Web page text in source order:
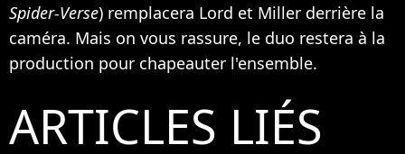
Spider-Verse) remplacera Lord et Miller derrière la
caméra. Mais on vous rassure, le duo restera à la
production pour chapeauter l'ensemble.
ARTICLES LIÉS